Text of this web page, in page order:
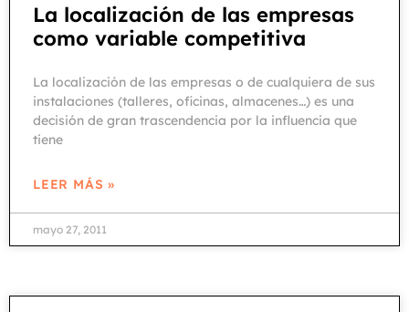
La localización de las empresas
como variable competitiva
La localización de las empresas o de cualquiera de sus
instalaciones (talleres, oficinas, almacenes…) es una
decisión de gran trascendencia por la influencia que
tiene
LEER MÁS »
mayo 27, 2011